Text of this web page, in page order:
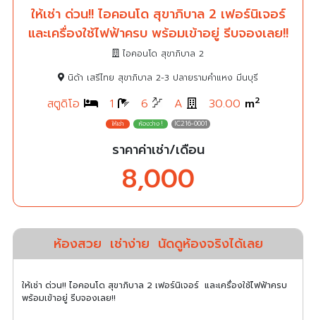
ให้เช่า ด่วน!! ไอคอนโด สุขาภิบาล 2 เฟอร์นิเจอร์
และเครื่องใช้ไฟฟ้าครบ พร้อมเข้าอยู่ รีบจองเลย!!
ไอคอนโด สุขาภิบาล 2
นิด้า เสรีไทย สุขาภิบาล 2-3 ปลายรามคำแหง มีนบุรี
สตูดิโอ 1 6 A 30.00 m2
IC216-0001
ราคาค่าเช่า/เดือน
8,000
ห้องสวย เช่าง่าย นัดดูห้องจริงได้เลย
ให้เช่า ด่วน!! ไอคอนโด สุขาภิบาล 2 เฟอร์นิเจอร์ และเครื่องใช้ไฟฟ้าครบ
พร้อมเข้าอยู่ รีบจองเลย!!